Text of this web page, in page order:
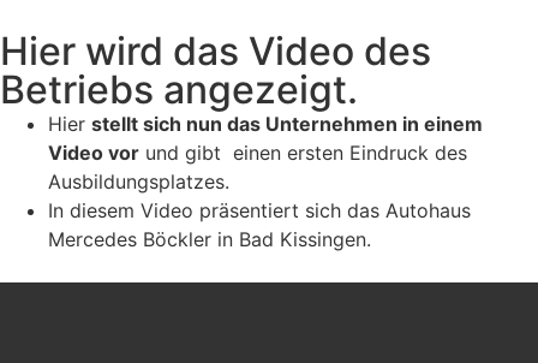
Hier wird das Video des
Betriebs angezeigt.
Hier stellt sich nun das Unternehmen in einem
Video vor und gibt einen ersten Eindruck des
Ausbildungsplatzes.
In diesem Video präsentiert sich das Autohaus
Mercedes Böckler in Bad Kissingen.